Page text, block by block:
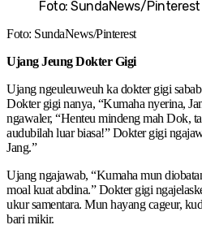
Foto: SundaNews/Pinterest
Foto: SundaNews/Pinterest
Ujang Jeung Dokter Gigi
Ujang ngeuleuweuh ka dokter gigi
Dokter gigi nanya, “Kumaha nyerina,
ngawaler, “Henteu mindeng mah Dok,
audubilah luar biasa!” Dokter gigi
Jang.”
Ujang ngajawab, “Kumaha mun
moal kuat abdina.” Dokter gigi
ukur samentara. Mun hayang cageur,
bari mikir.